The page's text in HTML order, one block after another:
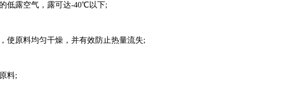
露空气，露可达-40℃以下;
原料均匀干燥，并有效防止热量流失;
料;